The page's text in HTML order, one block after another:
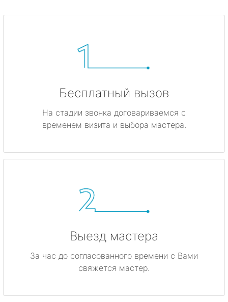
Бесплатный вызов
На стадии звонка договариваемся с
временем визита и выбора мастера.
Выезд мастера
За час до согласованного времени с Вами
свяжется мастер.